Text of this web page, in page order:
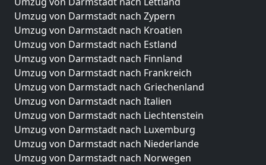
Umzug von Darmstadt nach Zypern
Umzug von Darmstadt nach Kroatien
Umzug von Darmstadt nach Estland
Umzug von Darmstadt nach Finnland
Umzug von Darmstadt nach Frankreich
Umzug von Darmstadt nach Griechenland
Umzug von Darmstadt nach Italien
Umzug von Darmstadt nach Liechtenstein
Umzug von Darmstadt nach Luxemburg
Umzug von Darmstadt nach Niederlande
Umzug von Darmstadt nach Norwegen